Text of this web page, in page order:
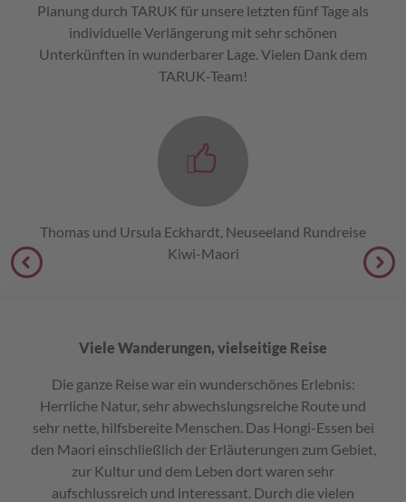
Planung durch TARUK für unsere letzten fünf Tage als
individuelle Verlängerung mit sehr schönen
Unterkünften in wunderbarer Lage. Vielen Dank dem
TARUK-Team!
Thomas und Ursula Eckhardt, Neuseeland Rundreise
Kiwi-Maori
Viele Wanderungen, vielseitige Reise
Die ganze Reise war ein wunderschönes Erlebnis:
Herrliche Natur, sehr abwechslungsreiche Route und
sehr nette, hilfsbereite Menschen. Das Hongi-Essen bei
den Maori einschließlich der Erläuterungen zum Gebiet,
zur Kultur und dem Leben dort waren sehr
aufschlussreich und interessant. Durch die vielen